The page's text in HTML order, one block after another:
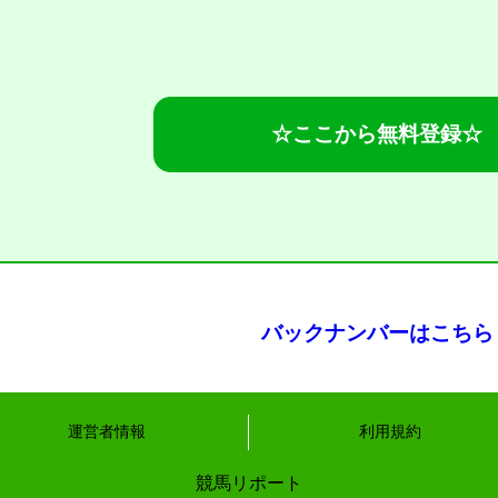
☆ここから無料登録☆
バックナンバーはこちら
運営者情報 利用規約
競馬リポート